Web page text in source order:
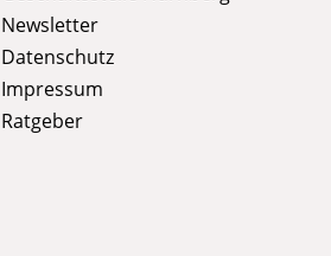
Newsletter
Datenschutz
Impressum
Ratgeber